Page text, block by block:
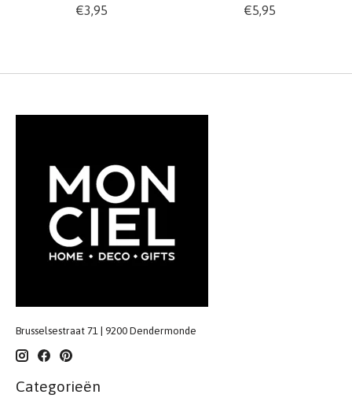
€3,95
€5,95
Brusselsestraat 71 | 9200 Dendermonde
Categorieën